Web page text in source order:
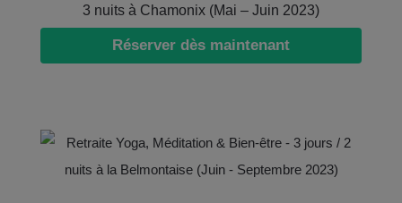
3 nuits à Chamonix (Mai – Juin 2023)
Réserver dès maintenant